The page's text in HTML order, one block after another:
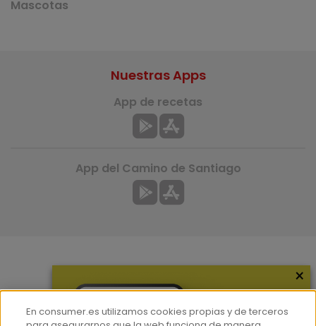
Mascotas
Nuestras Apps
App de recetas
App del Camino de Santiago
×
En consumer.es utilizamos cookies propias y de terceros